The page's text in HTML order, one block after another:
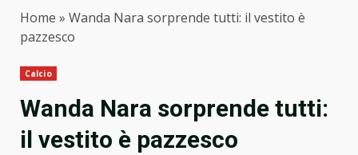
Home » Wanda Nara sorprende tutti: il vestito è
pazzesco
Calcio
Wanda Nara sorprende tutti:
il vestito è pazzesco